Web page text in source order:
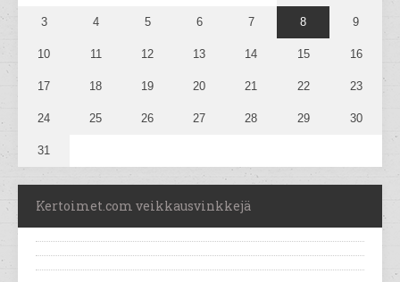
3 4 5 6 7 8 9
10 11 12 13 14 15 16
17 18 19 20 21 22 23
24 25 26 27 28 29 30
31
Kertoimet.com veikkausvinkkejä